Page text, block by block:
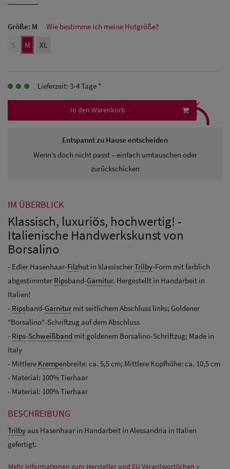
Herren Caps
Herren
Baseball Cpas
Schutz Caps
Größe: M
Wie bestimme ich meine Hutgröße?
S
M XL
Lieferzeit: 3-4 Tage *
In den Warenkorb
Entspannt zu Hause entscheiden
Wenn’s doch nicht passt – einfach umtauschen oder
zurückschicken
⤹
IM ÜBERBLICK
Klassisch, luxuriös, hochwertig! -
Italienische Handwerkskunst von
Borsalino
- Edler Hasenhaar-Filzhut in klassischerTrilby-Form mit farblich
abgestimmter Ripsband-Garnitur. Hergestellt in Handarbeit in
Italien!
- Ripsband-Garnitur mit seitlichem Abschluss links; Goldener
"Borsalino"-Schriftzug auf dem Abschluss
- Rips-Schweißband mit goldenem Borsalino-Schriftzug; Made in
Italy
- Mittlere Krempenbreite: ca. 5,5 cm; Mittlere Kopfhöhe: ca. 10,5 cm
- Material: 100% Tierhaar
- Material: 100% Tierhaar
BESCHREIBUNG
Trilby aus Hasenhaar in Handarbeit in Alessandria in Italien
gefertigt.
Mehr Informationen zum Hersteller und EU Verantwortlichen »